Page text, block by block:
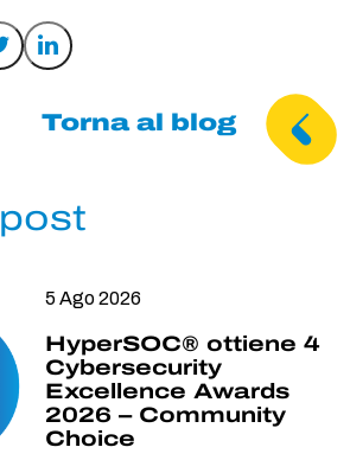
CondividiCondividi
Torna al blog
5 Ago 2026
HyperSOC® ottiene 4
Cybersecurity
Excellence Awards
2026 – Community
Choice